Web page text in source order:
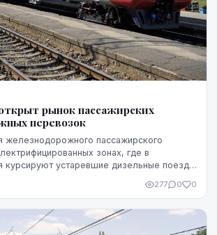
рынок пассажирских
перевозок
железнодорожного пассажирского
зонах, где в
курсируют устаревшие дизельные поезда,
277 0 0